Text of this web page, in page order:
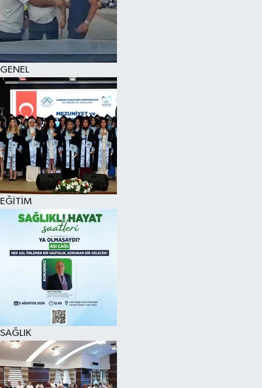
GENEL
EĞİTİM
SAĞLIK
KÜLTÜR SANAT
SAĞLIK
SİYASET
SPOR
TEKNOLOJİ
VİZYONDAKİLER
YAŞAM